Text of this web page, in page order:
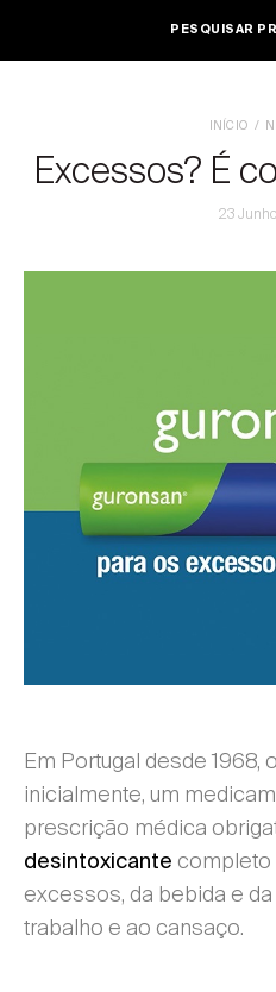
PESQUISAR
INÍCIO
Excessos? É
23
Em Portugal desde 1968,
inicialmente, um
prescrição médica
desintoxicante completo
excessos, da bebida e
trabalho e ao cansaço.